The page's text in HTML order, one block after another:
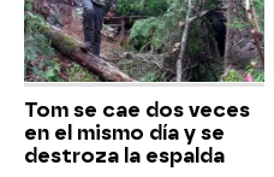
Tom se cae dos veces
en el mismo día y se
destroza la espalda